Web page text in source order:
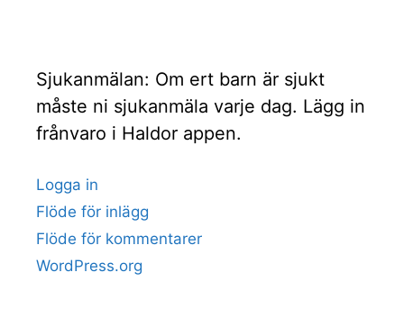
Sjukanmälan: Om ert barn är sjukt
måste ni sjukanmäla varje dag. Lägg in
frånvaro i Haldor appen.
Logga in
Flöde för inlägg
Flöde för kommentarer
WordPress.org